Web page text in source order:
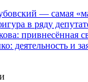
— самая
в ряду
привнесённая
деятельность и